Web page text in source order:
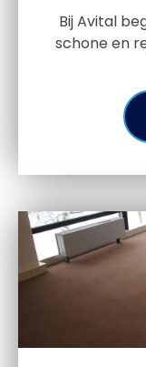
Bij Avital
schone en